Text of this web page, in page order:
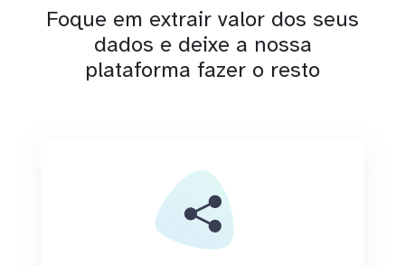
Foque em extrair valor dos seus
dados e deixe a nossa
plataforma fazer o resto